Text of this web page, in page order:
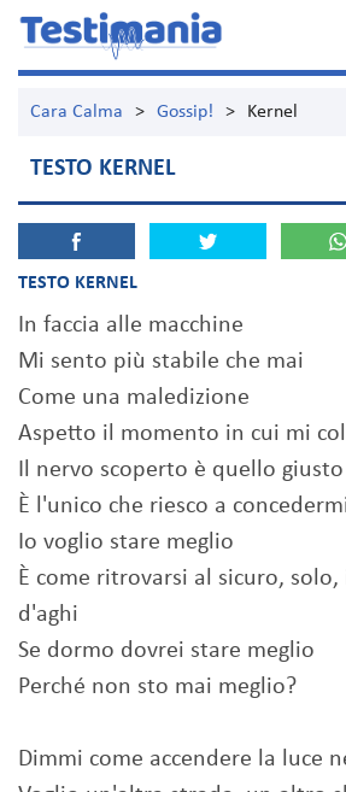
Cara Calma > Gossip! > Kernel
TESTO KERNEL
TESTO KERNEL
In faccia alle macchine
Mi sento più stabile che mai
Come una maledizione
Aspetto il momento in cui mi
Il nervo scoperto è quello giusto
È l'unico che riesco a
Io voglio stare meglio
È come ritrovarsi al sicuro,
d'aghi
Se dormo dovrei stare meglio
Perché non sto mai meglio?
Dimmi come accendere la luce